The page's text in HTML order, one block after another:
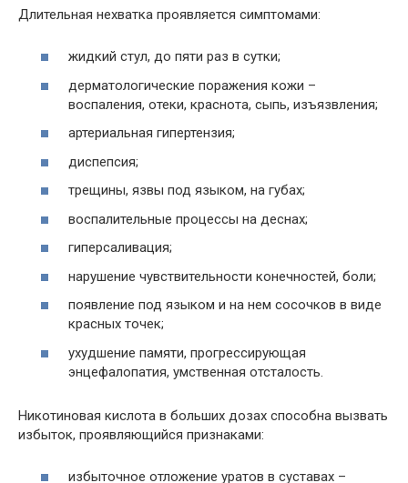
Длительная нехватка проявляется симптомами:
жидкий стул, до пяти раз в сутки;
дерматологические поражения кожи –
воспаления, отеки, краснота, сыпь, изъязвления;
артериальная гипертензия;
диспепсия;
трещины, язвы под языком, на губах;
воспалительные процессы на деснах;
гиперсаливация;
нарушение чувствительности конечностей, боли;
появление под языком и на нем сосочков в виде
красных точек;
ухудшение памяти, прогрессирующая
энцефалопатия, умственная отсталость.
Никотиновая кислота в больших дозах способна вызвать
избыток, проявляющийся признаками:
избыточное отложение уратов в суставах –